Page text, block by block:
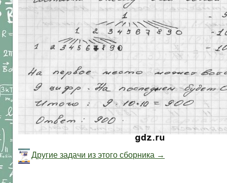
Другие задачи из этого сборника →